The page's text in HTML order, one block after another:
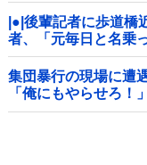
|●|後輩記者に歩道橋
者、「元毎日と名乗
しまい……
集団暴行の現場に遭
「俺にもやらせろ
行され〇〇扱いされ